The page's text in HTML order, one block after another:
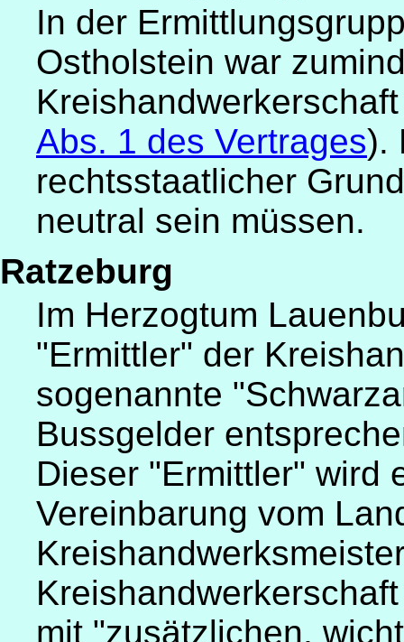
In der
Ostholstein war
Abs. 1 des Vertrages).
rechtsstaatlicher
neutral sein müssen.
Ratzeburg
Im Herzogtum
"Ermittler" der
sogenannte
Bussgelder
Dieser "Ermittler" wird
Vereinbarung vom
mit "zusätzlichen,